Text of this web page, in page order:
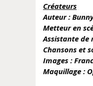
Créateurs
Auteur :
Metteur en
Assistante de
Chansons et
Images :
Maquillage :